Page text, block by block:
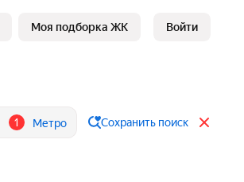
Моя подборка ЖК Войти
1 Метро Сохранить поиск